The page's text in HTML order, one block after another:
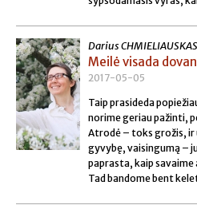
Darius CHMIELIAUSKAS
Meilė visada
2017-05-05
Taip prasideda
norime geriau pažinti,
Atrodė – toks grožis, ir
gyvybę, vaisingumą –
paprasta, kaip
Tad bandome bent